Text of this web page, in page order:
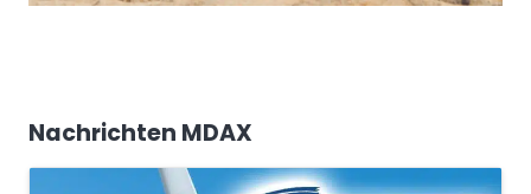
Nachrichten MDAX